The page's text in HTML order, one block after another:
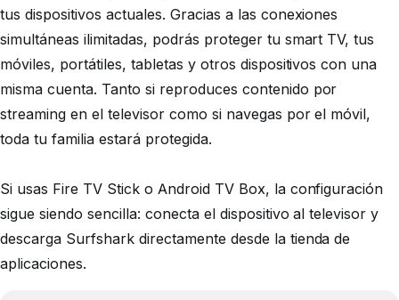
tus dispositivos actuales. Gracias a las conexiones
simultáneas ilimitadas, podrás proteger tu smart TV, tus
móviles, portátiles, tabletas y otros dispositivos con una
misma cuenta. Tanto si reproduces contenido por
streaming en el televisor como si navegas por el móvil,
toda tu familia estará protegida.
Si usas Fire TV Stick o Android TV Box, la configuración
sigue siendo sencilla: conecta el dispositivo al televisor y
descarga Surfshark directamente desde la tienda de
aplicaciones.